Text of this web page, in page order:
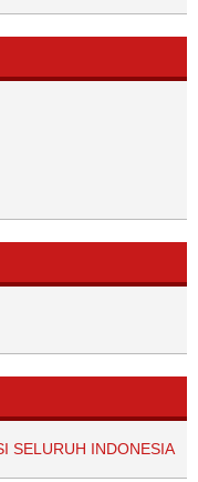
SELURUH INDONESIA